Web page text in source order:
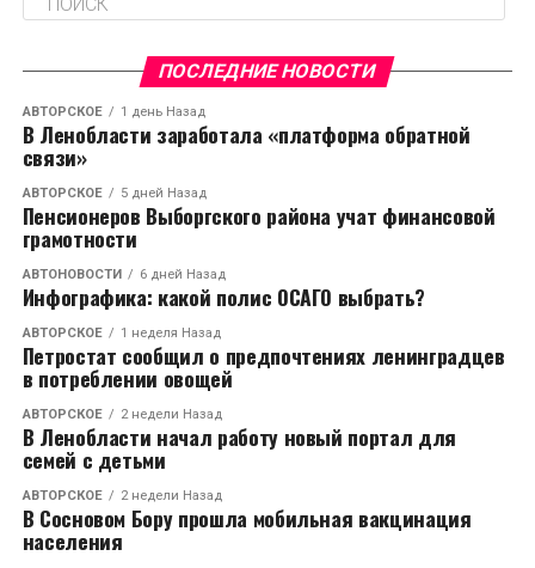
ПОСЛЕДНИЕ НОВОСТИ
АВТОРСКОЕ 1 день Назад
В Ленобласти заработала «платформа обратной
связи»
АВТОРСКОЕ 5 дней Назад
Пенсионеров Выборгского района учат финансовой
грамотности
АВТОНОВОСТИ 6 дней Назад
Инфографика: какой полис ОСАГО выбрать?
АВТОРСКОЕ 1 неделя Назад
Петростат сообщил о предпочтениях ленинградцев
в потреблении овощей
АВТОРСКОЕ 2 недели Назад
В Ленобласти начал работу новый портал для
семей с детьми
АВТОРСКОЕ 2 недели Назад
В Сосновом Бору прошла мобильная вакцинация
населения